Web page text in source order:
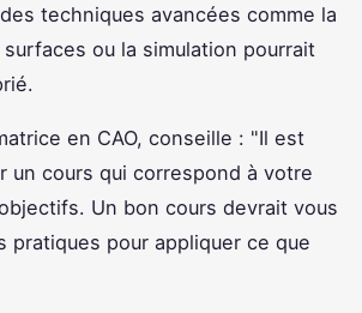
techniques avancées comme la
ou la simulation pourrait
en CAO, conseille : "Il est
un cours qui correspond à votre
Un bon cours devrait vous
pratiques pour appliquer ce que